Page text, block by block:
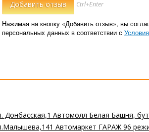
Ctrl+Enter
Нажимая на кнопку «Добавить отзыв», вы
персональных данных в соответствии с
Донбасская,1 Автомолл Белая Башня,
Автомаркет ГАРАЖ 96